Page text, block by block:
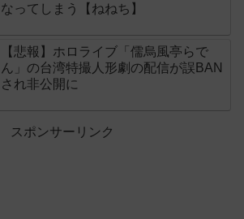
なってしまう【ねねち】
【悲報】ホロライブ「儒烏風亭らで
ん」の台湾特撮人形劇の配信が誤BAN
され非公開に
スポンサーリンク